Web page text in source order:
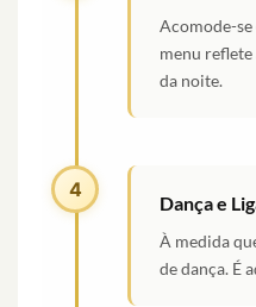
Acomode-
menu
da noite.
4
Dança e
À medida
de dança. É